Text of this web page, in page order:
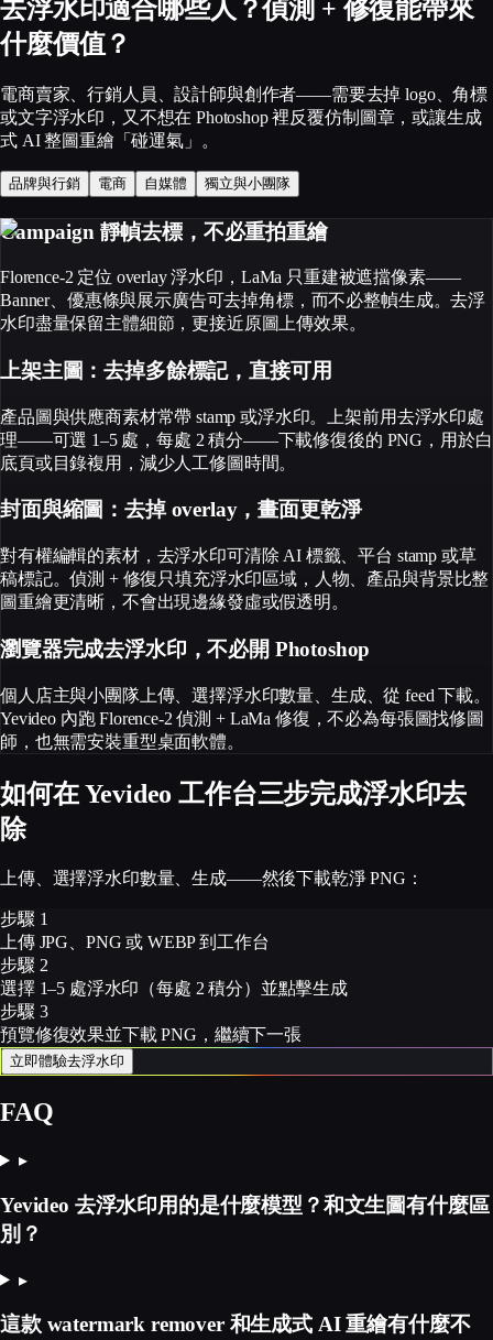
去浮水印適合哪些人？偵測 + 修復能帶來
什麼價值？
電商賣家、行銷人員、設計師與創作者——需要去掉 logo、角標
或文字浮水印，又不想在 Photoshop 裡反覆仿制圖章，或讓生成
式 AI 整圖重繪「碰運氣」。
品牌與行銷 電商 自媒體 獨立與小團隊
Campaign 靜幀去標，不必重拍重繪
Florence-2 定位 overlay 浮水印，LaMa 只重建被遮擋像素——
Banner、優惠條與展示廣告可去掉角標，而不必整幀生成。去浮
水印盡量保留主體細節，更接近原圖上傳效果。
上架主圖：去掉多餘標記，直接可用
產品圖與供應商素材常帶 stamp 或浮水印。上架前用去浮水印處
理——可選 1–5 處，每處 2 積分——下載修復後的 PNG，用於白
底頁或目錄複用，減少人工修圖時間。
封面與縮圖：去掉 overlay，畫面更乾淨
對有權編輯的素材，去浮水印可清除 AI 標籤、平台 stamp 或草
稿標記。偵測 + 修復只填充浮水印區域，人物、產品與背景比整
圖重繪更清晰，不會出現邊緣發虛或假透明。
瀏覽器完成去浮水印，不必開 Photoshop
個人店主與小團隊上傳、選擇浮水印數量、生成、從 feed 下載。
Yevideo 內跑 Florence-2 偵測 + LaMa 修復，不必為每張圖找修圖
師，也無需安裝重型桌面軟體。
如何在 Yevideo 工作台三步完成浮水印去
除
上傳、選擇浮水印數量、生成——然後下載乾淨 PNG：
步驟 1
上傳 JPG、PNG 或 WEBP 到工作台
步驟 2
選擇 1–5 處浮水印（每處 2 積分）並點擊生成
步驟 3
預覽修復效果並下載 PNG，繼續下一張
立即體驗去浮水印
FAQ
▸
Yevideo 去浮水印用的是什麼模型？和文生圖有什麼區
別？
▸
這款 watermark remover 和生成式 AI 重繪有什麼不